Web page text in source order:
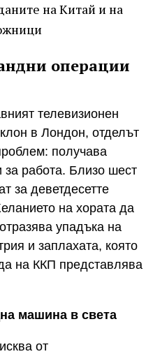
на Китай и на
операции
телевизионен
в Лондон, отделът
получава
за работа. Близо шест
за деветдесетте
на хората да
упадъка на
и заплахата, която
на ККП представлява
машина в света
от